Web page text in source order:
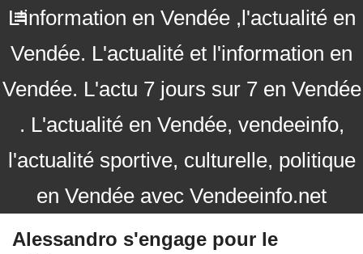
L'information en Vendée ,l'actualité en
Vendée. L'actualité et l'information en
Vendée. L'actu 7 jours sur 7 en Vendée
. L'actualité en Vendée, vendeeinfo,
l'actualité sportive, culturelle, politique
en Vendée avec Vendeeinfo.net
Alessandro s'engage pour le